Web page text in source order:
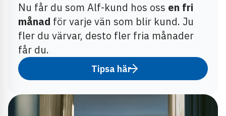
Nu får du som Alf-kund hos oss en fri
månad för varje vän som blir kund. Ju
fler du värvar, desto fler fria månader
får du.
Tipsa här